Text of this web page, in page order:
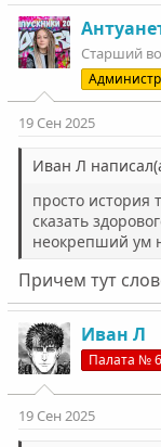
Старший
19 Сен 2025
Иван Л
просто история
сказать
неокрепший ум
Причем тут
Иван Л
Палата № 6
19 Сен 2025